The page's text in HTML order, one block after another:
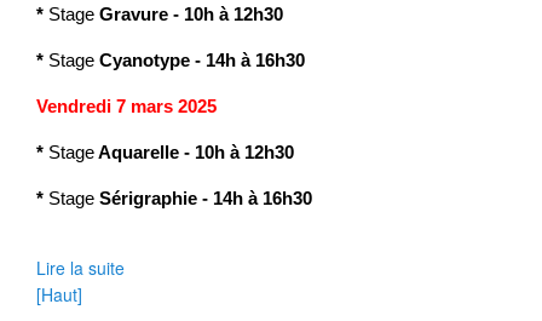
* Stage Gravure - 10h à 12h30
* Stage Cyanotype - 14h à 16h30
Vendredi 7 mars 2025
* StageAquarelle - 10h à 12h30
* Stage Sérigraphie - 14h à 16h30
Lire la suite
[Haut]